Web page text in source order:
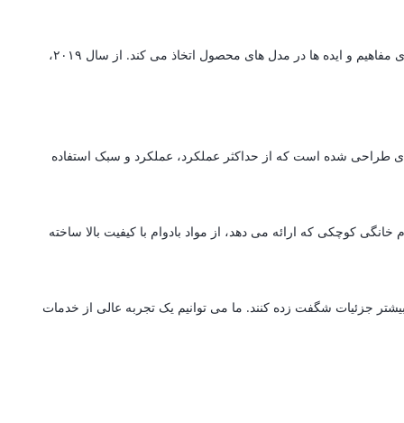
گرین لاین یک برند پیشرو در تولید لوازم جانبی است که مجهز به سیستم تولید پیشرفته با تکنولوژی است که جزئیات پیچیده را با پایه ای قوی برای ارتقای مفاهیم و ایده ها در مدل های محصول اتخاذ می کند. از سال ۲۰۱۹،
ای طراحی شده است که از حداکثر عملکرد، عملکرد و سبک استفاده
کوچکی که ارائه می دهد، از مواد بادوام با کیفیت بالا ساخته
جزئیات شگفت زده کنند. ما می توانیم یک تجربه عالی از خدمات